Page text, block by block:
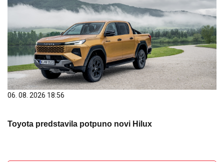
06. 08. 2026 18:56
Toyota predstavila potpuno novi Hilux